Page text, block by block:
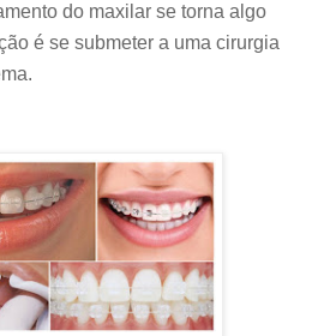
do maxilar se torna algo
é se submeter a uma cirurgia